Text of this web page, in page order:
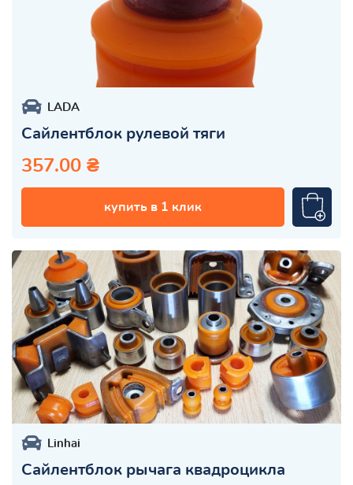
LADA
Сайлентблок рулевой тяги
357.00 ₴
купить в 1 клик
Linhai
Сайлентблок рычага квадроцикла